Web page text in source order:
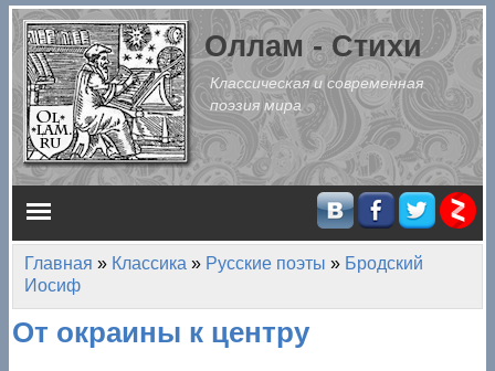
Перейти к основному содержанию
Оллам - Стихи
Классическая и современная
поэзия мира
Главное меню
Вы здесь
Главная » Классика » Русские поэты » Бродский
Иосиф
От окраины к центру